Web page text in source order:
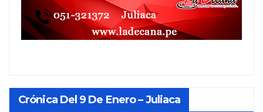
Crónica Del 9 De Enero – Juliaca